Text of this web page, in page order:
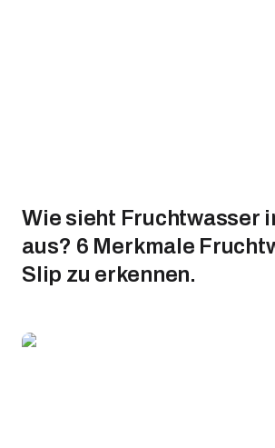
Wie sieht Fruchtwasser
aus? 6 Merkmale
Slip zu erkennen.